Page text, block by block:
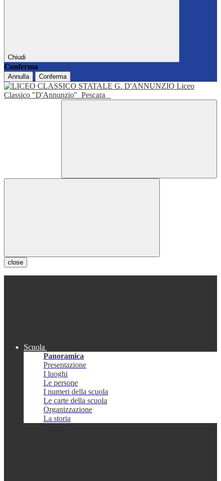
Chiudi
Conferma
Annulla Conferma
Liceo
Classico "D'Annunzio" Pescara
close
Scuola
Panoramica
Presentazione
I luoghi
Le persone
I numeri della scuola
Le carte della scuola
Organizzazione
La storia